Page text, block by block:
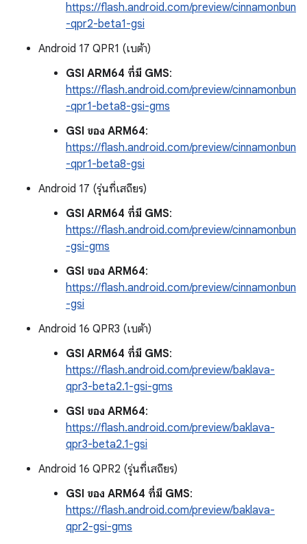
https://flash.android.com/preview/cinnamonbun
-qpr2-beta1-gsi
Android 17 QPR1 (เบต้า)
GSI ARM64 ที่มี GMS:
https://flash.android.com/preview/cinnamonbun
-qpr1-beta8-gsi-gms
GSI ของ ARM64:
https://flash.android.com/preview/cinnamonbun
-qpr1-beta8-gsi
Android 17 (รุ่นที่เสถียร)
GSI ARM64 ที่มี GMS:
https://flash.android.com/preview/cinnamonbun
-gsi-gms
GSI ของ ARM64:
https://flash.android.com/preview/cinnamonbun
-gsi
Android 16 QPR3 (เบต้า)
GSI ARM64 ที่มี GMS:
https://flash.android.com/preview/baklava-
qpr3-beta2.1-gsi-gms
GSI ของ ARM64:
https://flash.android.com/preview/baklava-
qpr3-beta2.1-gsi
Android 16 QPR2 (รุ่นที่เสถียร)
GSI ของ ARM64 ที่มี GMS:
https://flash.android.com/preview/baklava-
qpr2-gsi-gms